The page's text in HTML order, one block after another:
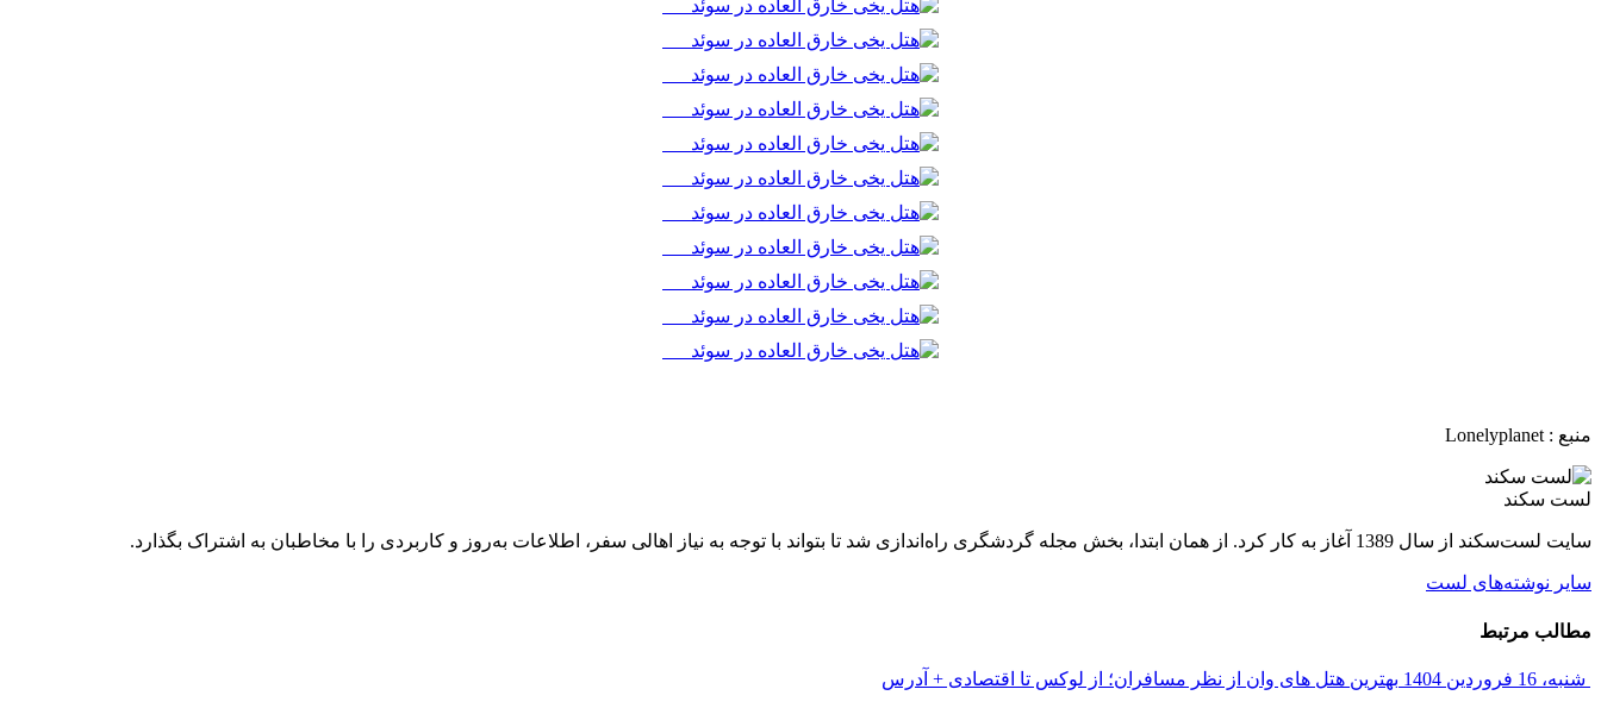
منبع : Lonelyplanet‏ ‏
لست سکند
سایت لست‌سکند از سال 1389 آغاز به کار کرد. از همان ابتدا، بخش مجله گردشگری راه‌اندازی شد تا بتواند با توجه به نیاز اهالی سفر، اطلاعات به‌روز و کاربردی را با مخاطبان به اشتراک بگذارد.
سایر نوشته‌های لست
مطالب مرتبط
شنبه، 16 فروردین 1404 بهترین هتل های وان از نظر مسافران؛ از لوکس تا اقتصادی + آدرس